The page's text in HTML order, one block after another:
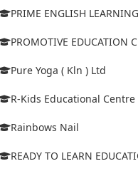
PRIME ENGLISH
PROMOTIVE EDUCATION
Pure Yoga ( Kln ) Ltd
R-Kids Educational Centre
Rainbows Nail
READY TO LEARN